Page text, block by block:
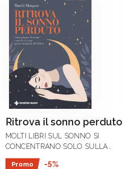
Ritrova il sonno perduto
MOLTI LIBRI SUL SONNO SI
CONCENTRANO SOLO SULLA
SCIENZA O SUI SUGGERIMENTI
Promo -5%